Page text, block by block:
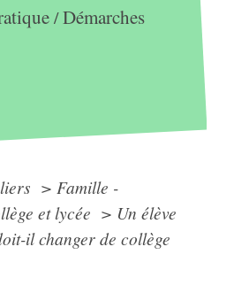
/Démarches
> Famille -
et lycée > Un élève
il changer de collège